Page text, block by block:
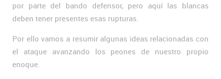
por parte del bando defensor, pero aquí las blancas
deben tener presentes esas rupturas.
Por ello vamos a resumir algunas ideas relacionadas con
el ataque avanzando los peones de nuestro propio
enoque.